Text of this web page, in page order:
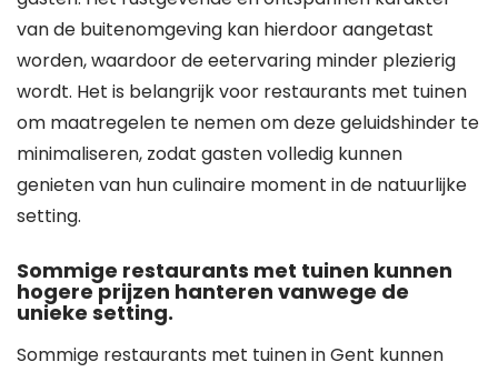
van de buitenomgeving kan hierdoor aangetast
worden, waardoor de eetervaring minder plezierig
wordt. Het is belangrijk voor restaurants met tuinen
om maatregelen te nemen om deze geluidshinder te
minimaliseren, zodat gasten volledig kunnen
genieten van hun culinaire moment in de natuurlijke
setting.
Sommige restaurants met tuinen kunnen
hogere prijzen hanteren vanwege de
unieke setting.
Sommige restaurants met tuinen in Gent kunnen